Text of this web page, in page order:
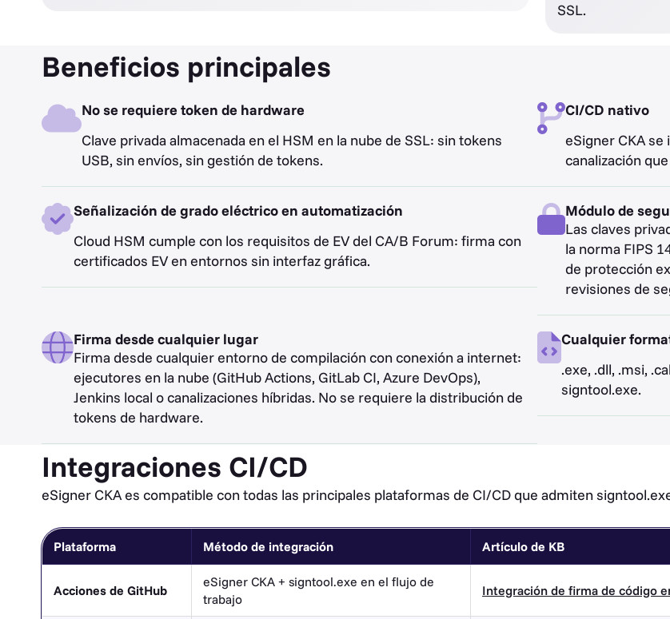
SSL.
Beneficios principales
No se requiere token de hardware
Clave privada almacenada en el HSM en la nube de SSL: sin tokens
USB, sin envíos, sin gestión de tokens.
CI/CD nativo
eSigner CKA
canalización
Señalización de grado eléctrico en automatización
Cloud HSM cumple con los requisitos de EV del CA/B Forum: firma con
certificados EV en entornos sin interfaz gráfica.
Módulo de
Las claves
la norma FIPS
de protección
revisiones de
Firma desde cualquier lugar
Firma desde cualquier entorno de compilación con conexión a internet:
ejecutores en la nube (GitHub Actions, GitLab CI, Azure DevOps),
Jenkins local o canalizaciones híbridas. No se requiere la distribución de
tokens de hardware.
Cualquier
.exe, .dll, .msi,
signtool.exe.
Integraciones CI/CD
eSigner CKA es compatible con todas las principales plataformas de CI/CD que admiten
Plataforma Método de integración Artículo de KB
Acciones de GitHub
eSigner CKA + signtool.exe en el flujo de
trabajo
Integración de firma de código